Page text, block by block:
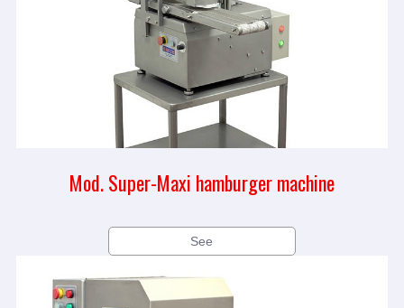
Mod. Super-Maxi hamburger machine
See